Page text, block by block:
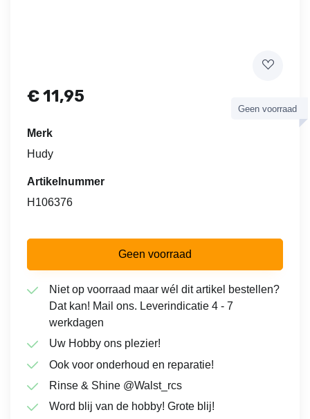
€11,95
Geen voorraad
Merk
Hudy
Artikelnummer
H106376
Geen voorraad
Niet op voorraad maar wél dit artikel bestellen?
Dat kan! Mail ons. Leverindicatie 4 - 7
werkdagen
Uw Hobby ons plezier!
Ook voor onderhoud en reparatie!
Rinse & Shine @Walst_rcs
Word blij van de hobby! Grote blij!